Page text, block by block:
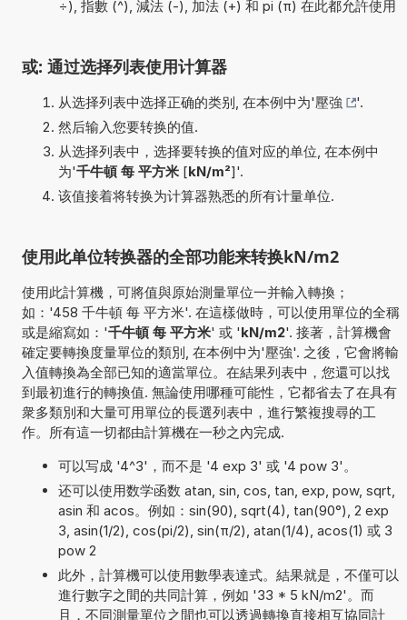
÷), 指數 (^), 減法 (-), 加法 (+) 和 pi (π) 在此都允許使用
或: 通过选择列表使用计算器
从选择列表中选择正确的类别, 在本例中为'壓強
'.
然后输入您要转换的值.
从选择列表中，选择要转换的值对应的单位, 在本例中
为'千牛頓 每 平方米[kN/m²]'.
该值接着将转换为计算器熟悉的所有计量单位.
使用此单位转换器的全部功能来转换kN/m2
使用此計算機，可將值與原始測量單位一并輸入轉換；
如：'458 千牛頓 每 平方米'. 在這樣做時，可以使用單位的全稱
或是縮寫如：'千牛頓 每 平方米' 或 'kN/m2'. 接著，計算機會
確定要轉換度量單位的類別, 在本例中为'壓強'. 之後，它會將輸
入值轉換為全部已知的適當單位。在結果列表中，您還可以找
到最初進行的轉換值. 無論使用哪種可能性，它都省去了在具有
衆多類別和大量可用單位的長選列表中，進行繁複搜尋的工
作。所有這一切都由計算機在一秒之內完成.
可以写成 '4^3'，而不是 '4 exp 3' 或 '4 pow 3'。
还可以使用数学函数 atan, sin, cos, tan, exp, pow, sqrt,
asin 和 acos。例如：sin(90), sqrt(4), tan(90°), 2 exp
3, asin(1/2), cos(pi/2), sin(π/2), atan(1/4), acos(1) 或 3
pow 2
此外，計算機可以使用數學表達式。結果就是，不僅可以
進行數字之間的共同計算，例如 '33 * 5 kN/m2'。而
且，不同測量單位之間也可以透過轉換直接相互協同計